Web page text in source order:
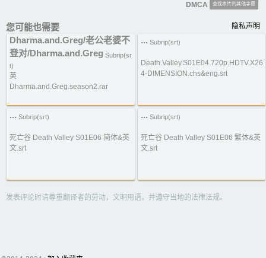
DMCA
查找本片的其他字幕
您可能也需要 隐私声明
Dharma.and.Greg/老公老婆不
登对/Dharma.and.Greg Subrip(sr
t)
英
Dharma.and.Greg.season2.rar
... Subrip(srt)
Death.Valley.S01E04.720p.HDTV.X26
4-DIMENSION.chs&eng.srt
... Subrip(srt)
死亡谷 Death Valley S01E06 简体&英
文.srt
... Subrip(srt)
死亡谷 Death Valley S01E06 繁体&英
文.srt
发表评论时请尊重翻译者的劳动，文明用语，并遵守当地的法律法规。